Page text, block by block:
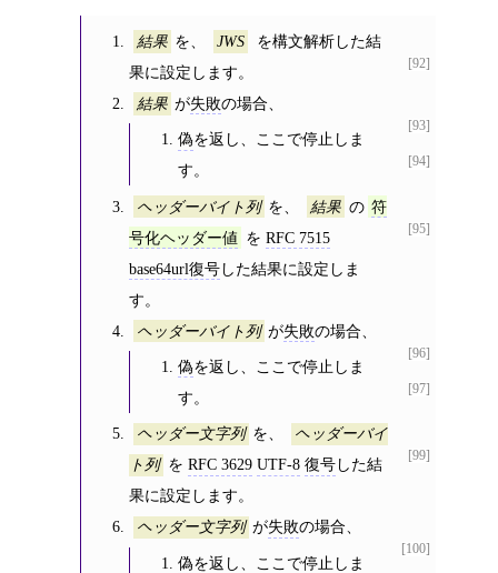
[92]
結果 を、 JWS
を構文解析した結
果に設定します。
[93]
結果 が失敗の場合、
[94]
偽を返し、ここで停止しま
す。
[95]
ヘッダーバイト列 を、 結果 の 符
号化ヘッダー値 を RFC 7515
base64url復号した結果に設定しま
す。
[96]
ヘッダーバイト列 が失敗の場合、
[97]
偽を返し、ここで停止しま
す。
[99]
ヘッダー文字列 を、
ヘッダーバイ
ト列 を RFC 3629 UTF-8 復号した結
果に設定します。
[100]
ヘッダー文字列 が失敗の場合、
偽を返し、ここで停止しま